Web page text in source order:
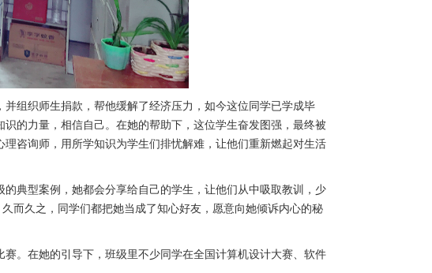
组织师生捐款，帮他缓解了经济压力，如今这位同学已学成毕
的力量，相信自己。在她的帮助下，这位学生奋发图强，最终被
咨询师，用所学知识为学生们排忧解难，让他们重新燃起对生活
典型案例，她都会分享给自己的学生，让他们从中吸取教训，少
而久之，同学们都把她当成了知心好友，愿意向她倾诉内心的秘
。在她的引导下，班级里不少同学在全国计算机设计大赛、软件